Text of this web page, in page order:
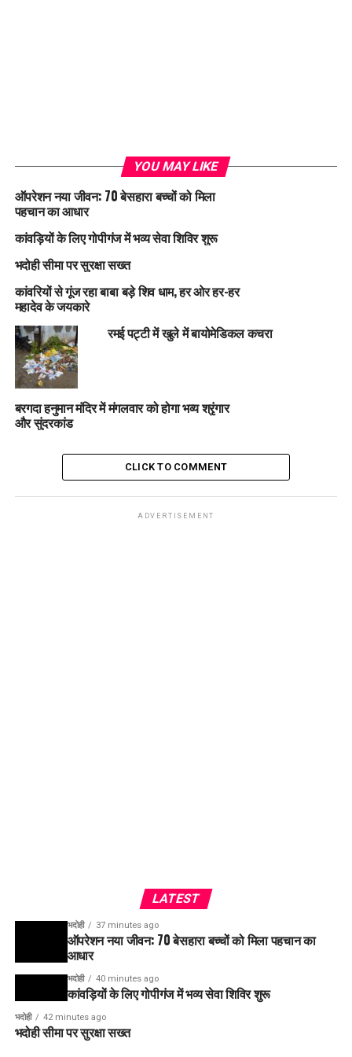
YOU MAY LIKE
ऑपरेशन नया जीवन: 70 बेसहारा बच्चों को मिला
पहचान का आधार
कांवड़ियों के लिए गोपीगंज में भव्य सेवा शिविर शुरू
भदोही सीमा पर सुरक्षा सख्त
कांवरियों से गूंज रहा बाबा बड़े शिव धाम, हर ओर हर-हर
महादेव के जयकारे
रमई पट्टी में खुले में बायोमेडिकल कचरा
बरगदा हनुमान मंदिर में मंगलवार को होगा भव्य श्रृंगार
और सुंदरकांड
CLICK TO COMMENT
ADVERTISEMENT
LATEST
भदोही 37 minutes ago
ऑपरेशन नया जीवन: 70 बेसहारा बच्चों को मिला पहचान का
आधार
भदोही 40 minutes ago
कांवड़ियों के लिए गोपीगंज में भव्य सेवा शिविर शुरू
भदोही 42 minutes ago
भदोही सीमा पर सुरक्षा सख्त